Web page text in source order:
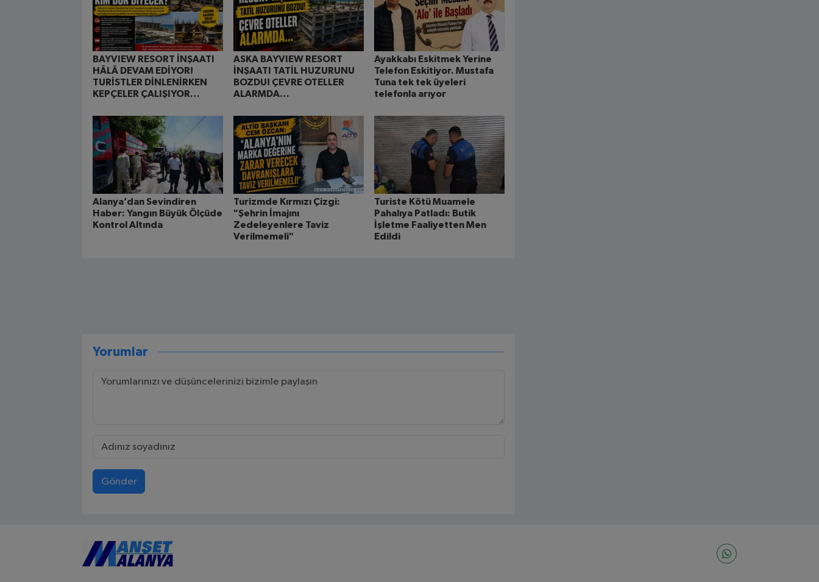
BAYVIEW RESORT İNŞAATI
HÂLÂ DEVAM EDİYOR!
TURİSTLER DİNLENİRKEN
KEPÇELER ÇALIŞIYOR…
ASKA BAYVIEW RESORT
İNŞAATI TATİL HUZURUNU
BOZDU! ÇEVRE OTELLER
ALARMDA…
Ayakkabı Eskitmek Yerine
Telefon Eskitiyor. Mustafa
Tuna tek tek üyeleri
telefonla arıyor
Alanya’dan Sevindiren
Haber: Yangın Büyük Ölçüde
Kontrol Altında
Turizmde Kırmızı Çizgi:
"Şehrin İmajını
Zedeleyenlere Taviz
Verilmemeli"
Turiste Kötü Muamele
Pahalıya Patladı: Butik
İşletme Faaliyetten Men
Edildi
Yorumlar
Gönder